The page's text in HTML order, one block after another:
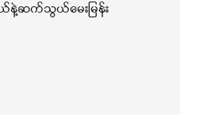
နဲ့ဆက်သွယ်မေးမြန်း